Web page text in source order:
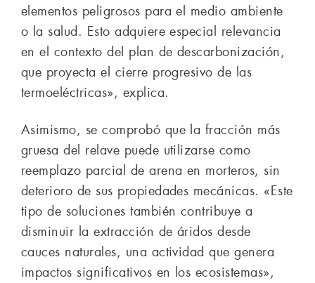
elementos peligrosos para el medio ambiente
o la salud. Esto adquiere especial relevancia
en el contexto del plan de descarbonización,
que proyecta el cierre progresivo de las
termoeléctricas», explica.
Asimismo, se comprobó que la fracción más
gruesa del relave puede utilizarse como
reemplazo parcial de arena en morteros, sin
deterioro de sus propiedades mecánicas. «Este
tipo de soluciones también contribuye a
disminuir la extracción de áridos desde
cauces naturales, una actividad que genera
impactos significativos en los ecosistemas»,